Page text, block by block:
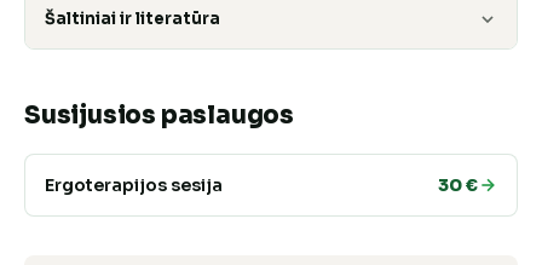
Šaltiniai ir literatūra
Susijusios paslaugos
Ergoterapijos sesija 30 €